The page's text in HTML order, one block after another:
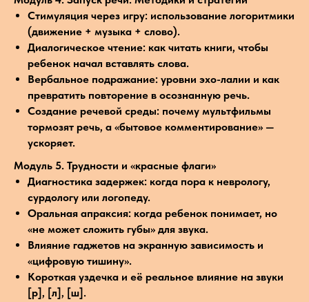
Стимуляция через игру: использование логоритмики
(движение + музыка + слово).
Диалогическое чтение: как читать книги, чтобы
ребенок начал вставлять слова.
Вербальное подражание: уровни эхо-лалии и как
превратить повторение в осознанную речь.
Создание речевой среды: почему мультфильмы
тормозят речь, а «бытовое комментирование» —
ускоряет.
Модуль 5. Трудности и «красные флаги»
Диагностика задержек: когда пора к неврологу,
сурдологу или логопеду.
Оральная апраксия: когда ребенок понимает, но
«не может сложить губы» для звука.
Влияние гаджетов на экранную зависимость и
«цифровую тишину».
Короткая уздечка и её реальное влияние на звуки
[р], [л], [ш].